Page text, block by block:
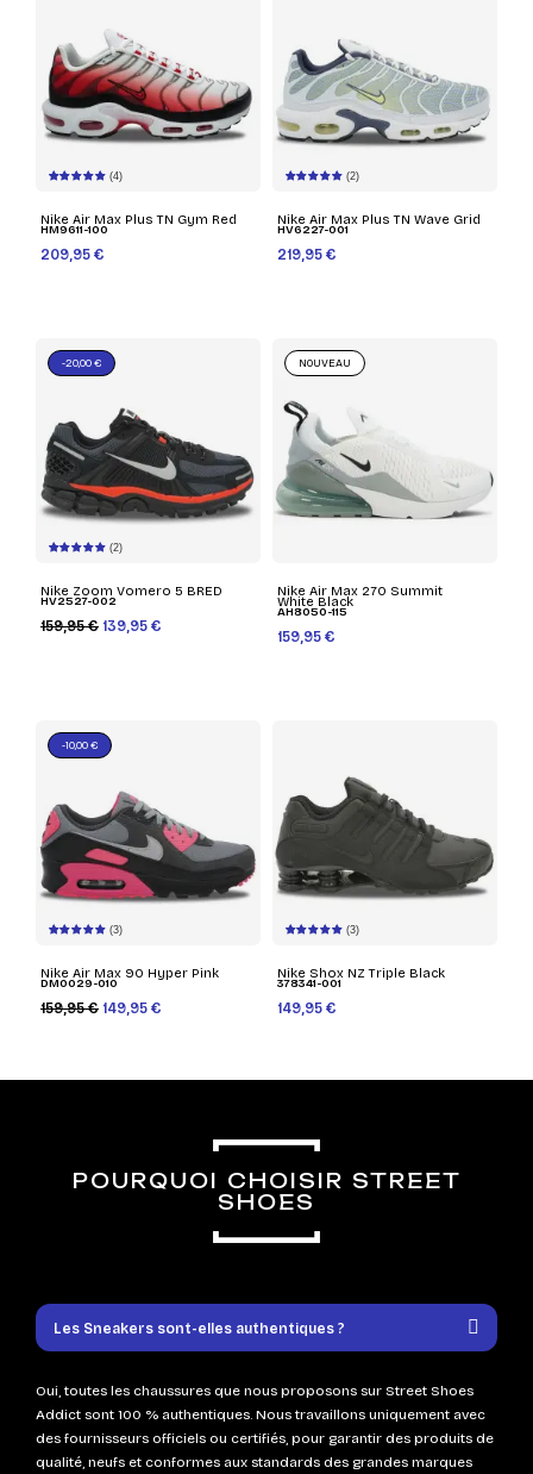
(4)
Nike Air Max Plus TN Gym Red
HM9611-100
209,95 €
(2)
Nike Air Max Plus TN Wave Grid
HV6227-001
219,95 €
(2)
Nike Zoom Vomero 5 BRED
HV2527-002
159,95 € 139,95 €
-20,00 €
Nike Air Max 270 Summit
White Black
AH8050-115
159,95 €
NOUVEAU
(3)
Nike Air Max 90 Hyper Pink
DM0029-010
159,95 € 149,95 €
-10,00 €
(3)
Nike Shox NZ Triple Black
378341-001
149,95 €
POURQUOI CHOISIR STREET
SHOES
Les Sneakers sont-elles authentiques ?
Oui, toutes les chaussures que nous proposons sur Street Shoes
Addict sont 100 % authentiques. Nous travaillons uniquement avec
des fournisseurs officiels ou certifiés, pour garantir des produits de
qualité, neufs et conformes aux standards des grandes marques